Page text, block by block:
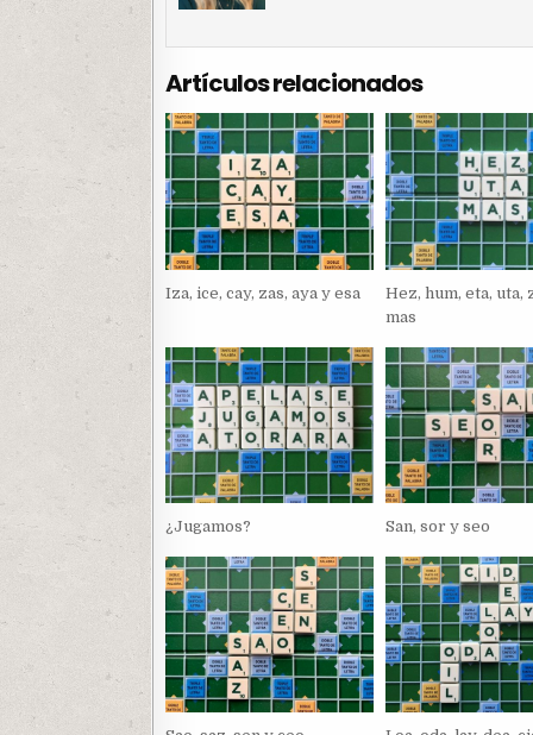
Artículos relacionados
Iza, ice, cay, zas, aya y esa
Hez, hum, eta, uta,
mas
¿Jugamos? San, sor y seo